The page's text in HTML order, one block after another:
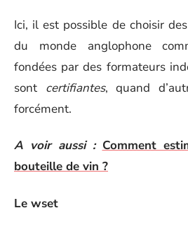
Ici, il est possible de choisir
du monde anglophone
fondées par des formateurs
sont certifiantes, quand
forcément.
A voir aussi : Comment
bouteille de vin ?
Le wset